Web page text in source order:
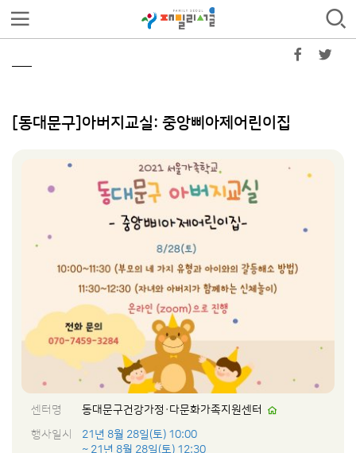
[동대문구]아버지교실: 중앙삐아제어린이집
센터명
동대문구건강가정·다문화가족지원센터
행사일시
21년 8월 28일(토) 10:00
~ 21년 8월 28일(토) 12:30